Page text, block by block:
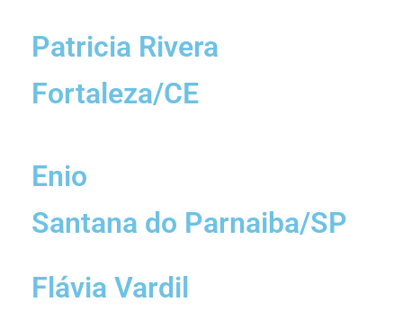
Patricia Rivera
Fortaleza/CE
Enio
Santana do Parnaiba/SP
Flávia Vardil